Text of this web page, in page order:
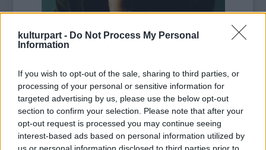
kulturpart - Do Not Process My Personal
Information
If you wish to opt-out of the sale, sharing to third parties, or
processing of your personal or sensitive information for
targeted advertising by us, please use the below opt-out
section to confirm your selection. Please note that after your
opt-out request is processed you may continue seeing
interest-based ads based on personal information utilized by
us or personal information disclosed to third parties prior to
A négy évtizedet átölelő karrierje alatt
elnyerte a legjobb férfi mellékszereplőnek
járó díjat 2004-ben a Millió Dolláros Bébi-ben
való alakításáért.
A nyilvánosság figyelmét először az 1987-es
bűnözéses drámával, a Street Smart-al hívta